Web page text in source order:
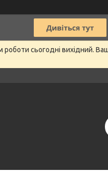
роботи сьогодні вихідний.